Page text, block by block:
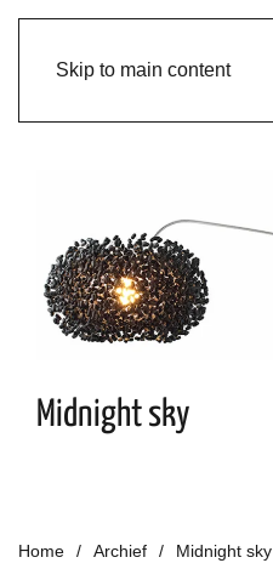
Skip to main content
Midnight sky
Home Archief Midnight sky